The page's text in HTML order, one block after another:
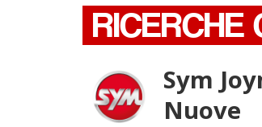
RICERCHE
Sym
Nuove